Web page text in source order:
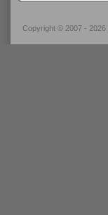
Copyright © 2007 - 2026